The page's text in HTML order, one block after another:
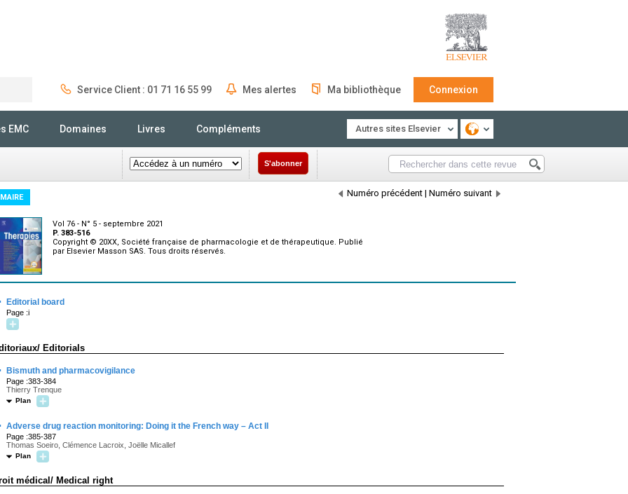
Service Client : 01 71 16 55 99 Mes alertes Ma bibliothèque Connexion
EMC Domaines Livres Compléments Autres sites Elsevier
S'abonner
Numéro précédent | Numéro suivant
Vol 76 - N° 5 - septembre 2021
P. 383-516
Copyright © 20XX, Société française de pharmacologie et de thérapeutique. Publié
par Elsevier Masson SAS. Tous droits réservés.
Editorial board
Page :i
Editorials
Bismuth and pharmacovigilance
Page :383-384
Thierry Trenque
Plan
Adverse drug reaction monitoring: Doing it the French way – Act II
Page :385-387
Thomas Soeiro, Clémence Lacroix, Joëlle Micallef
Plan
médical/ Medical right